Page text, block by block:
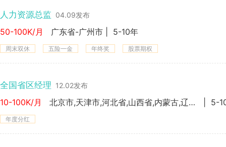
人力资源总监 04.09发布
50-100K/月 广东省-广州市 5-10年
周末双休 五险一金 年终奖 股票期权
全国省区经理 12.02发布
10-100K/月 北京市,天津市,河北省,山西省,内蒙古,辽宁省,吉林省,黑龙江,上海市,江苏省,浙江省,安徽省,福建省,江西省,广东省,广西省,海南省,重庆市,四川省,贵州省,云南省,西 藏,陕西省,甘肃省,青海省,宁 夏,新 疆- 5-
年度分红